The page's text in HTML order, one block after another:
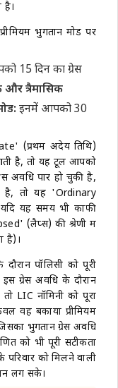
है।
भुगतान मोड पर
15 दिन का ग्रेस
और त्रैमासिक
इनमें आपको 30
(प्रथम अदेय तिथि)
है, तो यह टूल आपको
अवधि पार हो चुकी है,
है, तो यह 'Ordinary
यह समय भी काफी
(लैप्स) की श्रेणी में
है)।
पॉलिसी को पूरी
ग्रेस अवधि के दौरान
तो LIC नॉमिनी को पूरा
वह बकाया प्रीमियम
भुगतान ग्रेस अवधि
को भी पूरी सटीकता
को मिलने वाली
लग सके।